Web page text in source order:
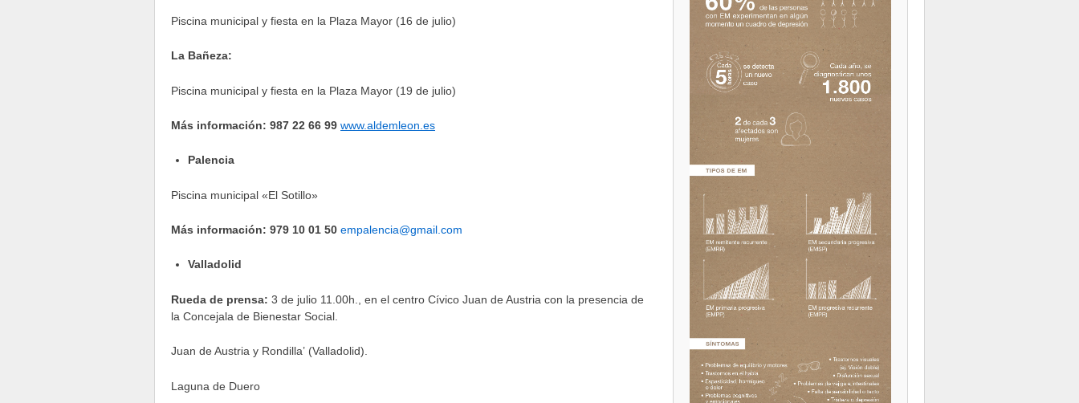
Piscina municipal y fiesta en la Plaza Mayor (16 de julio)
La Bañeza:
Piscina municipal y fiesta en la Plaza Mayor (19 de julio)
Más información: 987 22 66 99 www.aldemleon.es
Palencia
Piscina municipal «El Sotillo»
Más información: 979 10 01 50 empalencia@gmail.com
Valladolid
Rueda de prensa: 3 de julio 11.00h., en el centro Cívico Juan de Austria con la presencia de
la Concejala de Bienestar Social.
Juan de Austria y Rondilla’ (Valladolid).
Laguna de Duero